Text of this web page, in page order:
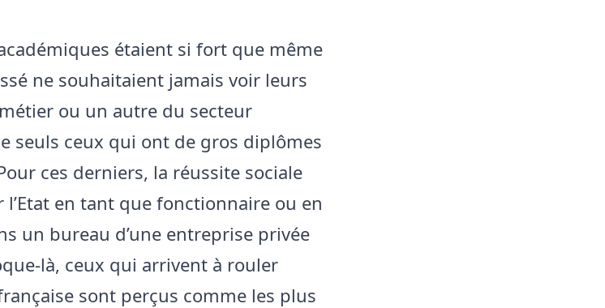
étaient si fort que même
ne souhaitaient jamais voir leurs
ou un autre du secteur
seuls ceux qui ont de gros diplômes
ces derniers, la réussite sociale
en tant que fonctionnaire ou en
un bureau d’une entreprise privée
là, ceux qui arrivent à rouler
sont perçus comme les plus